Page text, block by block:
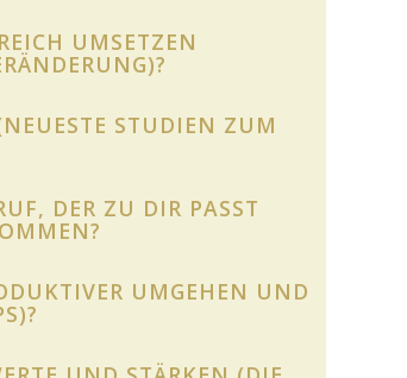
UMSETZEN
STUDIEN ZUM
DER ZU DIR PASST
UMGEHEN UND